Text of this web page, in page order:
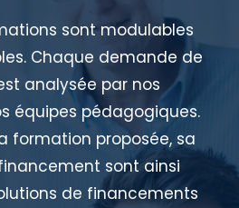
sont modulables
Chaque demande de
analysée par nos
équipes pédagogiques.
formation proposée, sa
sont ainsi
de financements